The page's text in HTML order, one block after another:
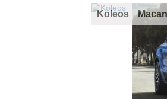
Koleos Macan